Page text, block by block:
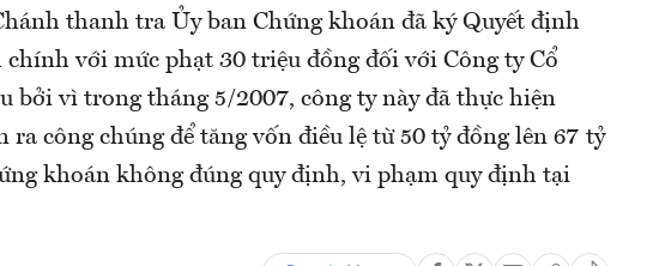
thanh tra Ủy ban Chứng khoán đã ký Quyết định
với mức phạt 30 triệu đồng đối với Công ty Cổ
bởi vì trong tháng 5/2007, công ty này đã thực hiện
ra công chúng để tăng vốn điều lệ từ 50 tỷ đồng lên 67 tỷ
khoán không đúng quy định, vi phạm quy định tại